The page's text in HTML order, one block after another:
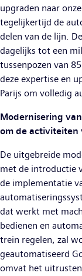
upgraden naar
tegelijkertijd de
delen van de lijn.
dagelijks tot een
tussenpozen van
deze expertise en
Parijs om volledig
Modernisering
om de activiteiten
De uitgebreide
met de introductie
de implementatie
dat werkt met
bedienen en
trein regelen, zal
geautomatiseerd
omvat het